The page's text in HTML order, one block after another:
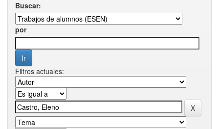
Buscar:
por
Filtros actuales: